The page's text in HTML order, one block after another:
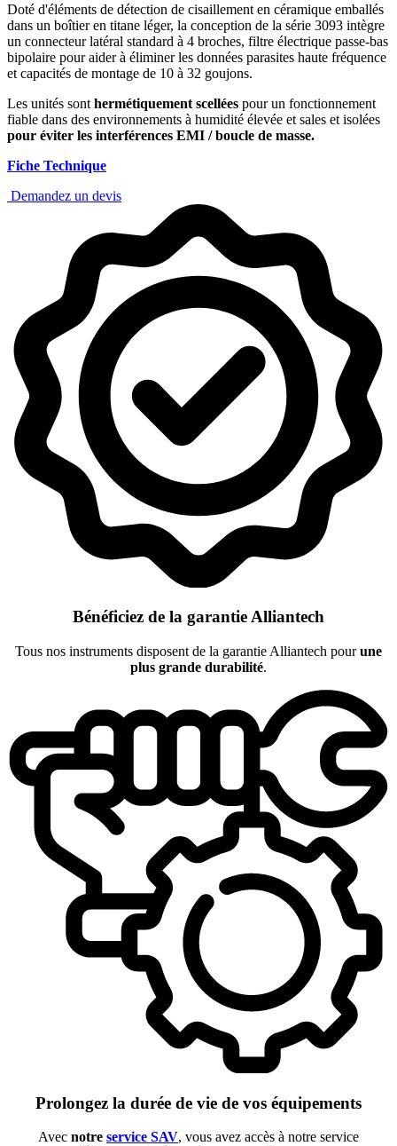
Doté d'éléments de détection de cisaillement en céramique emballés
dans un boîtier en titane léger, la conception de la série 3093 intègre
un connecteur latéral standard à 4 broches, filtre électrique passe-bas
bipolaire pour aider à éliminer les données parasites haute fréquence
et capacités de montage de 10 à 32 goujons.
Les unités sont hermétiquement scellées pour un fonctionnement
fiable dans des environnements à humidité élevée et sales et isolées
pour éviter les interférences EMI / boucle de masse.
Fiche Technique
Demandez un devis
Bénéficiez de la garantie Alliantech
Tous nos instruments disposent de la garantie Alliantech pourune
plus grande durabilité.
Prolongez la durée de vie de vos équipements
Avec notre service SAV, vous avez accès à notre service